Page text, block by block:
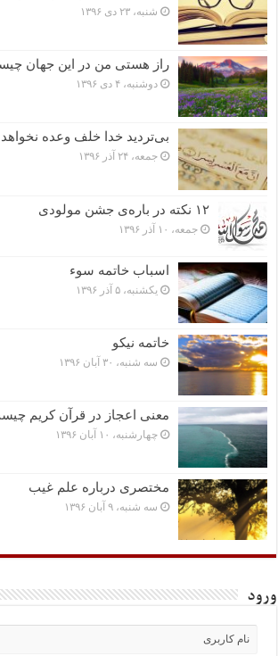
شنبه، ۲۳ دی ۱۳۹۶
راز هستی من در این جهان
دوشنبه، ۴ دی ۱۳۹۶
بی‌تردید خدا خلف وعده
جمعه، ۲۴ آذر ۱۳۹۶
۱۲ نکته در باره‌ی جشن مولودی
جمعه، ۱۰ آذر ۱۳۹۶
اسباب خاتمه سوء
یکشنبه، ۵ آذر ۱۳۹۶
خاتمه نیکو
سه شنبه، ۳۰ آبان ۱۳۹۶
معنی اعجاز در قرآن کریم
چهارشنبه، ۱۰ آبان ۱۳۹۶
مختصرى درباره علم غیب
سه شنبه، ۹ آبان ۱۳۹۶
ورود